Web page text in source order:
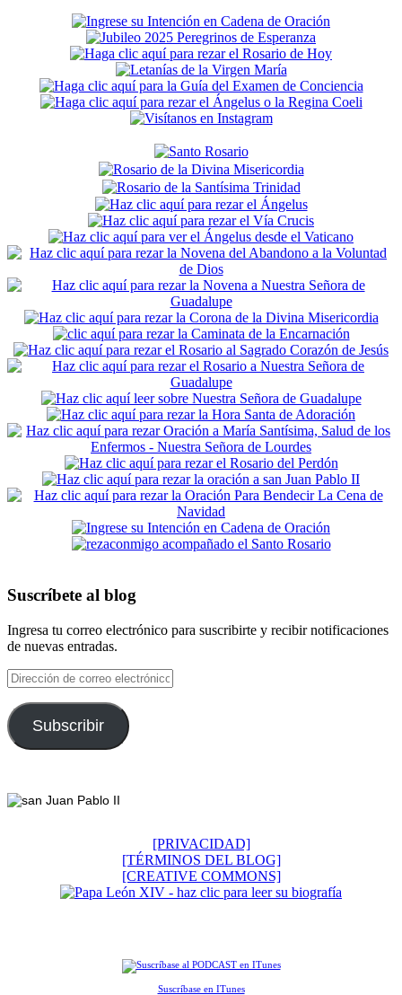
Secondary
Sidebar
Suscríbete al blog
Ingresa tu correo electrónico para suscribirte y recibir notificaciones
de nuevas entradas.
Dirección
de
correo
electrónico
Subscribir
[PRIVACIDAD]
[TÉRMINOS DEL BLOG]
[CREATIVE COMMONS]
Suscríbase en ITunes